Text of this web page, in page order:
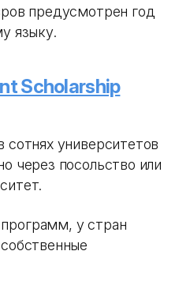
предусмотрен год
языку.
Scholarship
университетов
через посольство или
у стран